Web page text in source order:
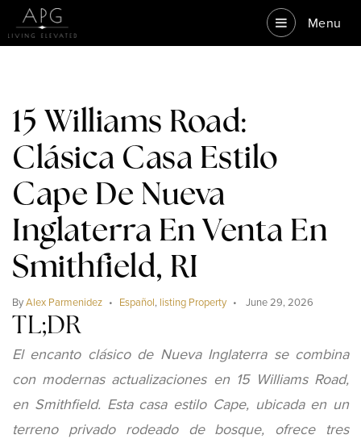
Menu
15 Williams Road:
Clásica Casa Estilo
Cape De Nueva
Inglaterra En Venta En
Smithfield, RI
ByAlex Parmenidez Español, listing Property June 29, 2026
TL;DR
El encanto clásico de Nueva Inglaterra se combina
con modernas actualizaciones en 15 Williams Road,
en Smithfield. Esta casa estilo Cape, ubicada en un
terreno privado rodeado de bosque, ofrece tres